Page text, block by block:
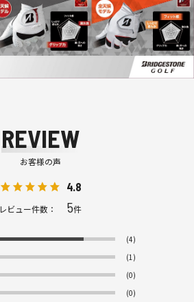
REVIEW
お客様の声
4.8
レビュー件数： 5件
(4)
(1)
(0)
(0)